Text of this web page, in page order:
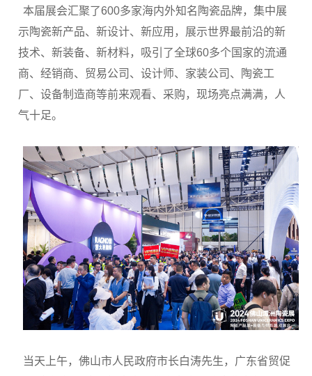
本届展会汇聚了600多家海内外知名陶瓷品牌，集中展
示陶瓷新产品、新设计、新应用，展示世界最前沿的新
技术、新装备、新材料，吸引了全球60多个国家的流通
商、经销商、贸易公司、设计师、家装公司、陶瓷工
厂、设备制造商等前来观看、采购，现场亮点满满，人
气十足。
当天上午，佛山市人民政府市长白涛先生，广东省贸促